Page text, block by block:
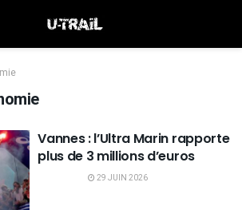
Vannes : l’Ultra Marin rapporte
plus de 3 millions d’euros
29 JUIN 2026